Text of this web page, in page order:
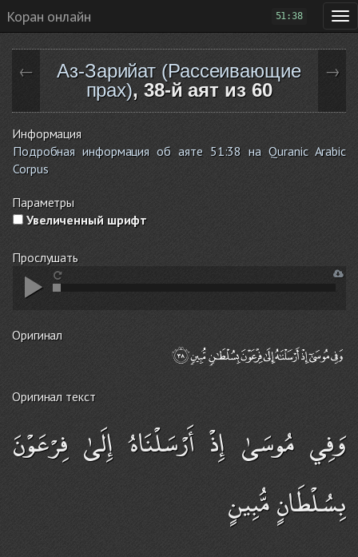
Коран онлайн 51:38
←
Аз-Зарийат (Рассеивающие
прах), 38-й аят из 60
→
Информация
Подробная информация об аяте 51:38 на Quranic Arabic
Corpus
Параметры
Увеличенный шрифт
Прослушать
Оригинал
Оригинал текст
وَفِي مُوسَىٰ إِذْ أَرْسَلْنَاهُ إِلَىٰ فِرْعَوْنَ
بِسُلْطَانٍ مُّبِينٍ